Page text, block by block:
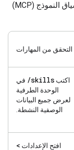
المحدّدة لبيئتك للتأكّد من تحميل بروتوكول سياق النموذج (MCP)
التحقق من المهارات
اكتب /skills
في
الوحدة الطرفية
لعرض جميع البيانات
الوصفية النشطة.
افتح الإعدادات >